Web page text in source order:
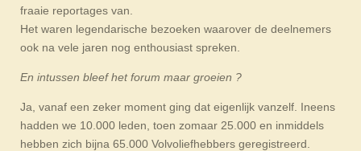
fraaie reportages van.
Het waren legendarische bezoeken waarover de deelnemers
ook na vele jaren nog enthousiast spreken.
En intussen bleef het forum maar groeien ?
Ja, vanaf een zeker moment ging dat eigenlijk vanzelf. Ineens
hadden we 10.000 leden, toen zomaar 25.000 en inmiddels
hebben zich bijna 65.000 Volvoliefhebbers geregistreerd.